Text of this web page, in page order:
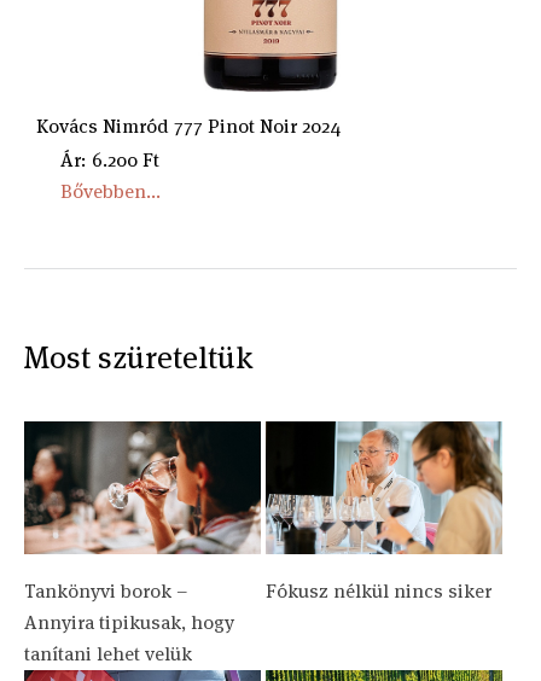
Kovács Nimród 777 Pinot Noir 2024
Ár: 6.200 Ft
Bővebben...
Most szüreteltük
Tankönyvi borok –
Annyira tipikusak, hogy
tanítani lehet velük
Fókusz nélkül nincs siker